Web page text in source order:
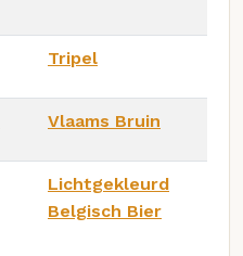
Tripel
Vlaams Bruin
Lichtgekleurd
Belgisch Bier